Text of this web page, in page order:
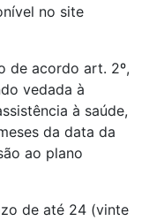
no site
de acordo art. 2º,
vedada à
à saúde,
da data da
ao plano
de até 24 (vinte